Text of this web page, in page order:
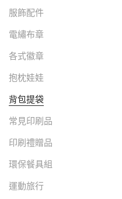
服飾配件
電繡布章
各式徽章
抱枕娃娃
背包提袋
常見印刷品
印刷禮贈品
環保餐具組
運動旅行